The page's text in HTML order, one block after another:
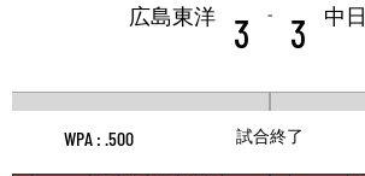
広島東洋 3 - 3 中日
.500 試合終了